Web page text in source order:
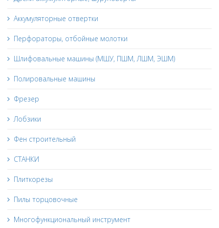
Аккумуляторные отвертки
Перфораторы, отбойные молотки
Шлифовальные машины (МШУ, ПШМ, ЛШМ, ЭШМ)
Полировальные машины
Фрезер
Лобзики
Фен строительный
СТАНКИ
Плиткорезы
Пилы торцовочные
Многофункциональный инструмент